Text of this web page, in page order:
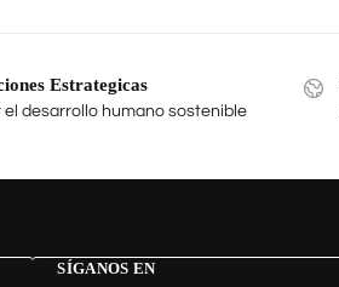
Estrategicas
el desarrollo humano sostenible
SÍGANOS EN